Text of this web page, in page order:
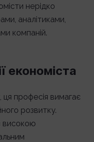
нерідко
аналітиками,
компаній.
економіста
професія вимагає
розвитку.
високою